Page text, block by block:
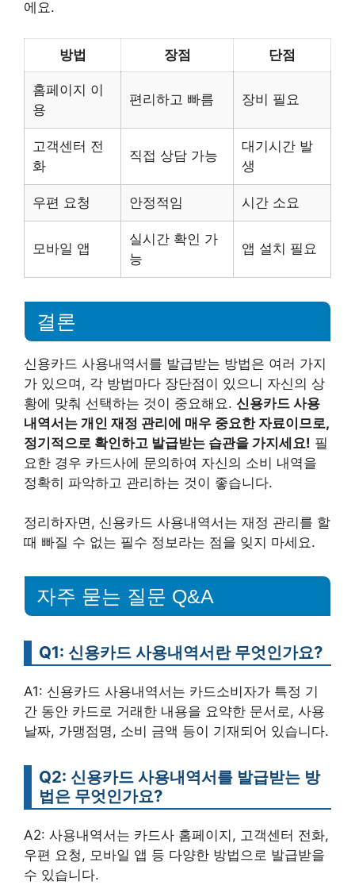
에요.
방법 장점 단점
홈페이지 이
용
편리하고 빠름 장비 필요
고객센터 전
화
직접 상담 가능
대기시간 발
생
우편 요청 안정적임 시간 소요
모바일 앱
실시간 확인 가
능
앱 설치 필요
결론
신용카드 사용내역서를 발급받는 방법은 여러 가지
가 있으며, 각 방법마다 장단점이 있으니 자신의 상
황에 맞춰 선택하는 것이 중요해요. 신용카드 사용
내역서는 개인 재정 관리에 매우 중요한 자료이므로,
정기적으로 확인하고 발급받는 습관을 가지세요! 필
요한 경우 카드사에 문의하여 자신의 소비 내역을
정확히 파악하고 관리하는 것이 좋습니다.
정리하자면, 신용카드 사용내역서는 재정 관리를 할
때 빠질 수 없는 필수 정보라는 점을 잊지 마세요.
자주 묻는 질문 Q&A
Q1: 신용카드 사용내역서란 무엇인가요?
A1: 신용카드 사용내역서는 카드소비자가 특정 기
간 동안 카드로 거래한 내용을 요약한 문서로, 사용
날짜, 가맹점명, 소비 금액 등이 기재되어 있습니다.
Q2: 신용카드 사용내역서를 발급받는 방
법은 무엇인가요?
A2: 사용내역서는 카드사 홈페이지, 고객센터 전화,
우편 요청, 모바일 앱 등 다양한 방법으로 발급받을
수 있습니다.